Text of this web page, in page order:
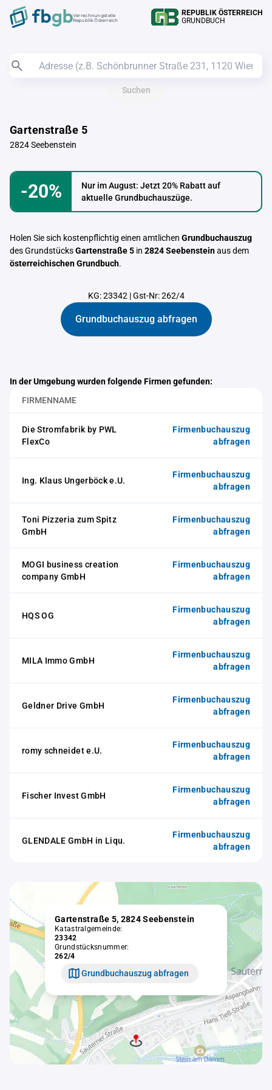
Verrechnungstelle
Republik Österreich
REPUBLIK ÖSTERREICH
GRUNDBUCH
Suchen
Gartenstraße 5
2824 Seebenstein
-20%
Nur im August: Jetzt 20% Rabatt auf
aktuelle Grundbuchauszüge.
Holen Sie sich kostenpflichtig einen amtlichen Grundbuchauszug
des GrundstücksGartenstraße 5 in 2824 Seebensteinaus dem
österreichischen Grundbuch.
KG: 23342 |Gst-Nr: 262/4
Grundbuchauszug abfragen
In der Umgebung wurden folgende Firmen gefunden:
FIRMENNAME
Die Stromfabrik by PWL
FlexCo
Firmenbuchauszug
abfragen
Ing. Klaus Ungerböck e.U.
Firmenbuchauszug
abfragen
Toni Pizzeria zum Spitz
GmbH
Firmenbuchauszug
abfragen
MOGI business creation
company GmbH
Firmenbuchauszug
abfragen
HQS OG
Firmenbuchauszug
abfragen
MILA Immo GmbH
Firmenbuchauszug
abfragen
Geldner Drive GmbH
Firmenbuchauszug
abfragen
romy schneidet e.U.
Firmenbuchauszug
abfragen
Fischer Invest GmbH
Firmenbuchauszug
abfragen
GLENDALE GmbH in Liqu.
Firmenbuchauszug
abfragen
Gartenstraße 5, 2824 Seebenstein
Katastralgemeinde:
23342
Grundstücksnummer:
262/4
Grundbuchauszug abfragen